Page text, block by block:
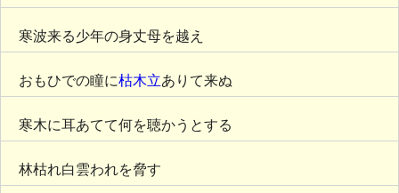
寒波来る少年の身丈母を越え
おもひでの瞳に枯木立ありて来ぬ
寒木に耳あてて何を聴かうとする
林枯れ白雲われを脅す